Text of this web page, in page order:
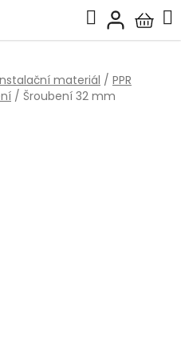
Hledat
košík
materiál / PPR
/ Šroubení 32 mm